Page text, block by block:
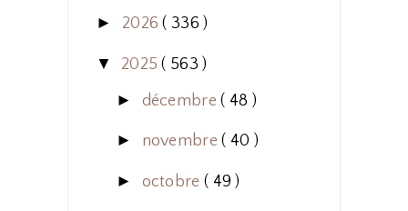
► 2026( 336 )
▼ 2025( 563 )
► décembre( 48 )
► novembre( 40 )
► octobre ( 49 )